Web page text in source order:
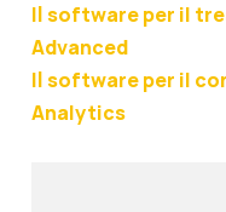
Il software per il
Advanced
Il software per il
Analytics